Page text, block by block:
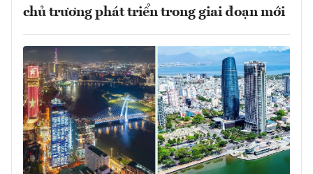
chủ trương phát triển trong giai đoạn mới